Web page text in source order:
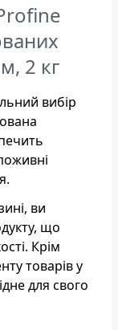
2 кг
вибір
ви
що
Крім
товарів у
для свого